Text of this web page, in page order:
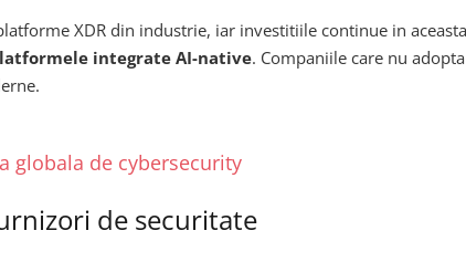
XDR din industrie, iar investitiile continue in
integrate AI-native. Companiile care nu
globala de cybersecurity
de securitate